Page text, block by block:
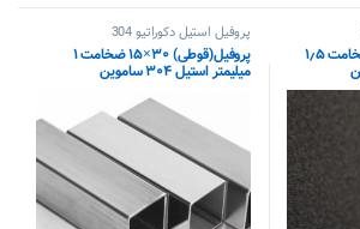
پروفیل(قوطی) ۳۰×۳۰ ضخامت ۱٫۵
پروفیل استیل دکوراتیو 304
پروفیل(قوطی) ۳۰×۱۵ ضخامت ۱
میلیمتر استیل ۳۰۴ ساموین